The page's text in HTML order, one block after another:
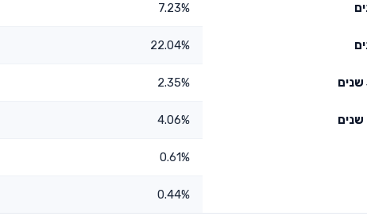
7.23%
22.04%
2.35%
4.06%
0.61%
0.44%